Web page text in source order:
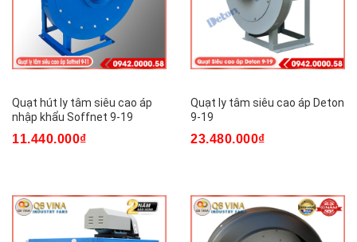
Quạt hút ly tâm siêu cao áp
nhập khẩu Soffnet 9-19
11.440.000₫
Quạt ly tâm siêu cao áp Deton
9-19
23.480.000₫